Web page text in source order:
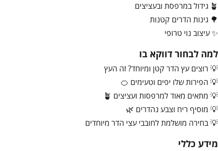
🪴 גידול במרפסת ובעציצים
🌳 גינות הדרים קטנות
✨ עיצוב נוי טרופי
למה לבחור דווקא בו
💡 רוצים עץ הדר קטן ומיוחד? זה העץ
💡 הפירות שלו יפים וטעימים 🍊
💡 מתאים מאוד למרפסות ועציצים 🪴
💡 מוסיף ריח וצבע נהדרים 🌿
💡 בחירה מושלמת לחובבי עצי הדר מיוחדים
מידע כללי